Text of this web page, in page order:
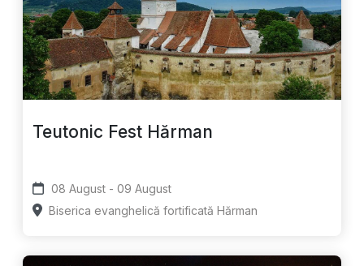
Teutonic Fest Hărman
08 August - 09 August
Biserica evanghelică fortificată Hărman